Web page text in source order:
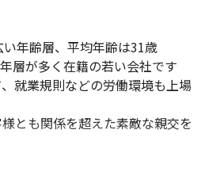
年齢層、平均年齢は31歳
層が多く在籍の若い会社です
就業規則などの労働環境も上場
とも関係を超えた素敵な親交を